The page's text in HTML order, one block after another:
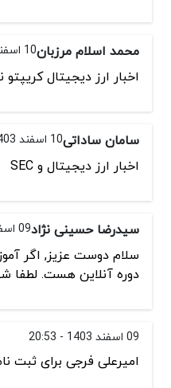
محمد اسلام مرزبان10 اسفند 1403 - 00:40
اخبار ارز دیجیتال کریپتو
سامان ساداتی10 اسفند 1403 - 00:23
اخبار ارز دیجیتال و SEC
سیدرضا حسینی نژاد09 اسفند 1403 - 23:51
سلام دوست عزیز, اگر
دوره آنلاین هست. لطفا
09 اسفند 1403 - 20:53
امیرعلی فرجی برای ثبت